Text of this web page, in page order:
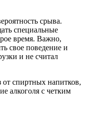
срыва.
специальные
время. Важно,
свое поведение и
и не считал
от спиртных напитков,
алкоголя с четким